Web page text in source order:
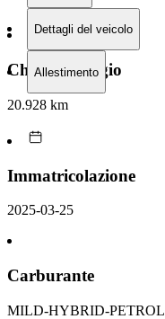
Dettagli del veicolo
Allestimento
Chilometraggio
20.928 km
Immatricolazione
2025-03-25
Carburante
MILD-HYBRID-PETROL